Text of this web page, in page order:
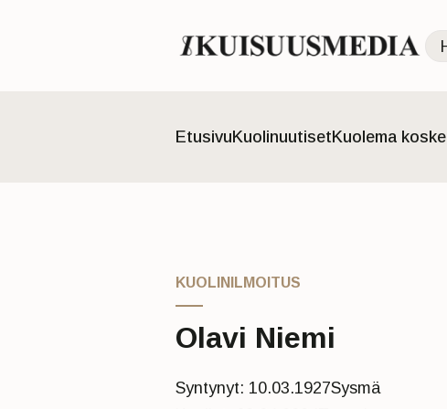
Etusivu KuolinuutisetKuolema
KUOLINILMOITUS
Olavi Niemi
Syntynyt: 10.03.1927Sysmä